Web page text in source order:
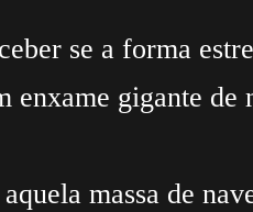
se a forma
enxame gigante
massa de